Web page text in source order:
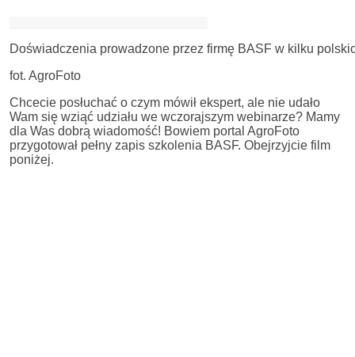
Doświadczenia prowadzone przez firmę BASF w kilku
fot. AgroFoto
Chcecie posłuchać o czym mówił ekspert, ale nie udało
Wam się wziąć udziału we wczorajszym webinarze? Mamy
dla Was dobrą wiadomość! Bowiem portal AgroFoto
przygotował pełny zapis szkolenia BASF. Obejrzyjcie film
poniżej.